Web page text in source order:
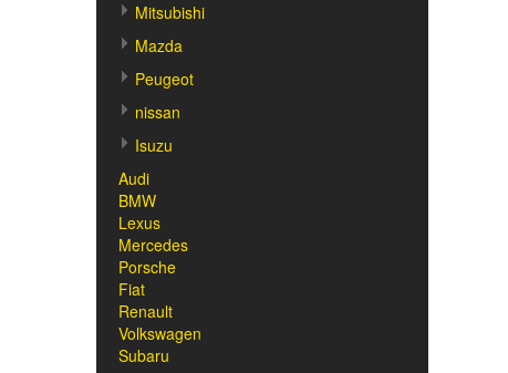
Mitsubishi
Mazda
Peugeot
nissan
Isuzu
Audi
BMW
Lexus
Mercedes
Porsche
Fiat
Renault
Volkswagen
Subaru